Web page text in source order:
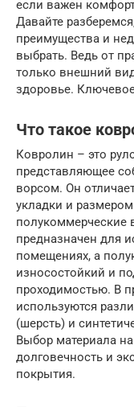
если важен
Давайте
преимущества и
выбрать. Ведь от
только внешний
здоровье.
Что такое
Ковролин – это
представляющее
ворсом. Он
укладки и
предназначен для
помещениях, а
износостойкий и
проходимостью. В
используются
(шерсть) и
Выбор материала
долговечность и
покрытия.